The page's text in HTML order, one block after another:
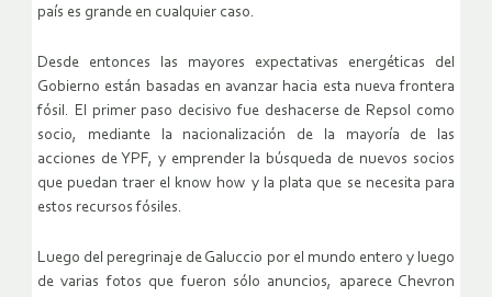
país es grande en cualquier caso.
Desde entonces las mayores expectativas energéticas del
Gobierno están basadas en avanzar hacia esta nueva frontera
fósil. El primer paso decisivo fue deshacerse de Repsol como
socio, mediante la nacionalización de la mayoría de las
acciones de YPF, y emprender la búsqueda de nuevos socios
que puedan traer el know how y la plata que se necesita para
estos recursos fósiles.
Luego del peregrinaje de Galuccio por el mundo entero y luego
de varias fotos que fueron sólo anuncios, aparece Chevron